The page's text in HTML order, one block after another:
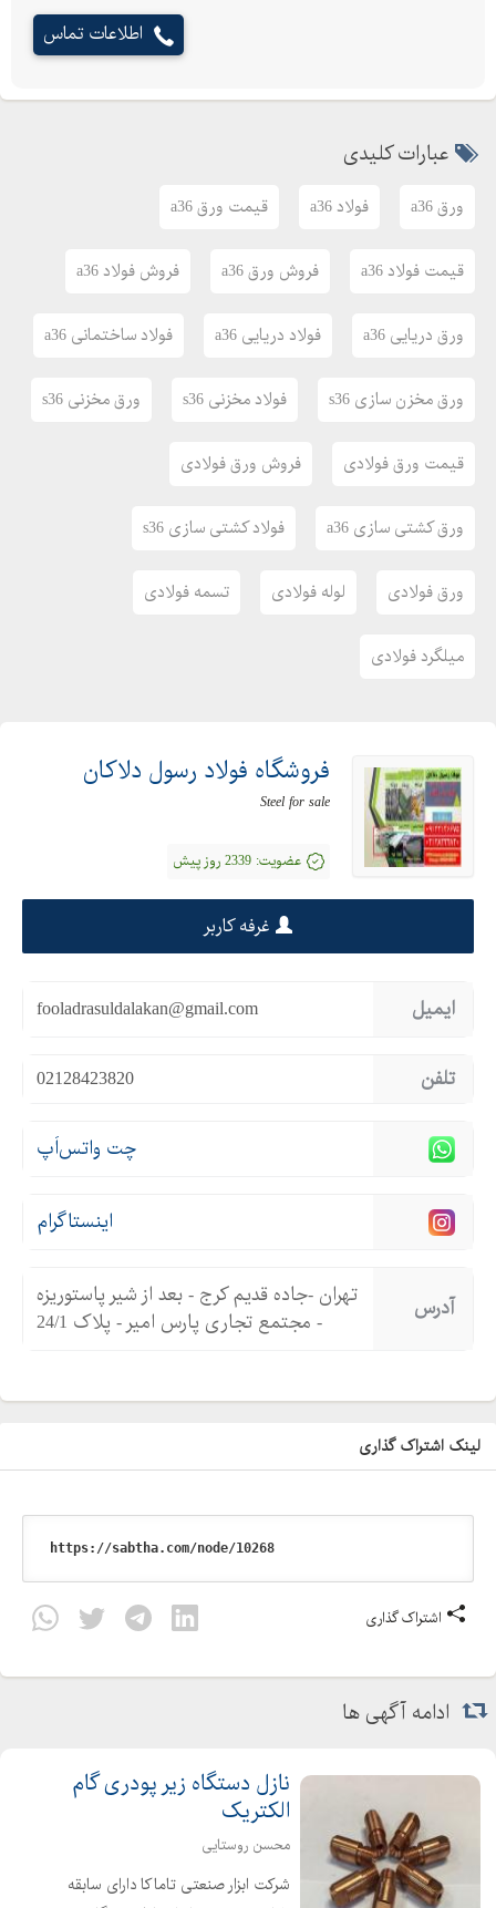
با سالها تجربه ارزشمند و گرانبها در عرصه تأمین و توزیع انواع ورق
آلیاژی و انواع فولاد آلیاژی با گواهینامه ها و آنالیزهای معتبر با
ضمیمه نمودن آن به محصولاتش آنرا به مشتریان خویش ارائه داده
است. که توانسته رضایتمندی آنان را همواره فراهم آورد. صنعتگر
خویش، انتخاب می نمایید از شما سپاسگزاریم.
02128423820
واتس آپ :09122136675
اینستاگرام :fooladdalakan
ایمیل: fooladrasuldalakan@gmail.com
اطلاعات تماس
عبارات کلیدی
ورق a36 فولاد a36 قیمت ورق a36
قیمت فولاد a36 فروش ورق a36 فروش فولاد a36
ورق دریایی a36 فولاد دریایی a36 فولاد ساختمانی a36
ورق مخزن سازی s36 فولاد مخزنی s36 ورق مخزنی s36
قیمت ورق فولادی فروش ورق فولادی
ورق کشتی سازی a36 فولاد کشتی سازی s36
ورق فولادی لوله فولادی تسمه فولادی
میلگرد فولادی
فروشگاه فولاد رسول دلاکان
Steel for sale
عضویت: 2339 روز پیش
غرفه کاربر
ایمیل fooladrasuldalakan@gmail.com
تلفن 02128423820
چت واتس‌اَپ
اینستاگرام
آدرس
تهران -جاده قدیم کرج - بعد از شیر پاستوریزه
- مجتمع تجاری پارس امیر - پلاک 24/1
لینک اشتراک گذاری
اشتراک گذاری
ادامه آگهی ها
نازل دستگاه زیر پودری گام
الکتریک
محسن روستایی
شرکت ابزار صنعتی تاماکا دارای سابقه